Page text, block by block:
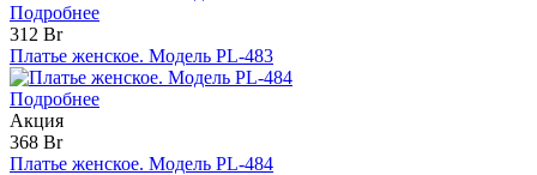
Подробнее
312 Br
Платье женское. Модель PL-483
Подробнее
Акция
368 Br
Платье женское. Модель PL-484